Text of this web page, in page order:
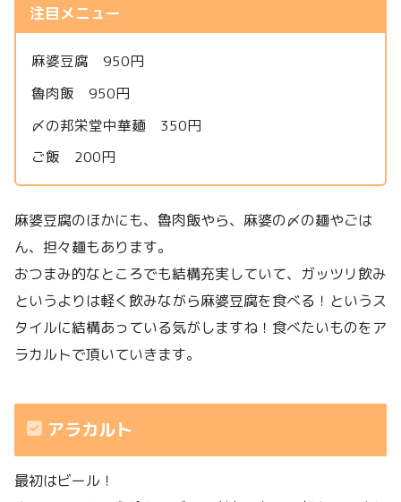
注目メニュー
麻婆豆腐 950円
魯肉飯 950円
〆の邦栄堂中華麺 350円
ご飯 200円
麻婆豆腐のほかにも、魯肉飯やら、麻婆の〆の麺やごは
ん、担々麺もあります。
おつまみ的なところでも結構充実していて、ガッツリ飲み
というよりは軽く飲みながら麻婆豆腐を食べる！というス
タイルに結構あっている気がしますね！食べたいものをア
ラカルトで頂いていきます。
アラカルト
最初はビール！